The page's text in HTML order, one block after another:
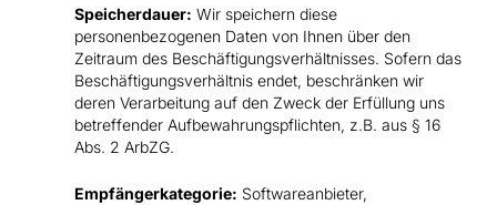
Speicherdauer: Wir speichern diese
personenbezogenen Daten von Ihnen über den
Zeitraum des Beschäftigungsverhältnisses. Sofern das
Beschäftigungsverhältnis endet, beschränken wir
deren Verarbeitung auf den Zweck der Erfüllung uns
betreffender Aufbewahrungspflichten, z.B. aus § 16
Abs. 2 ArbZG.
Empfängerkategorie: Softwareanbieter,